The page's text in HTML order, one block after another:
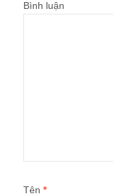
Bình luận
Tên *